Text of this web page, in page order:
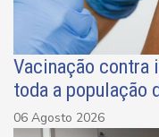
Vacinação contra
toda a população
06 Agosto 2026